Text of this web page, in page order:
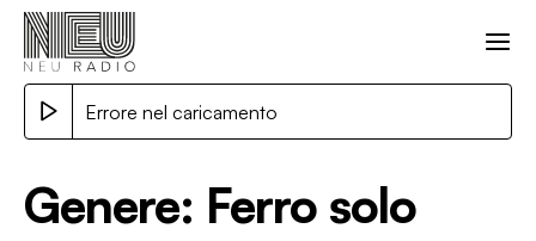
Errore nel caricamento
Genere: Ferro solo